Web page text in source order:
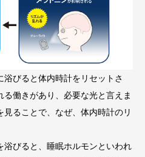
びると体内時計をリセットさ
働きがあり、必要な光と言えま
ることで、なぜ、体内時計のリ
びると、睡眠ホルモンといわれ